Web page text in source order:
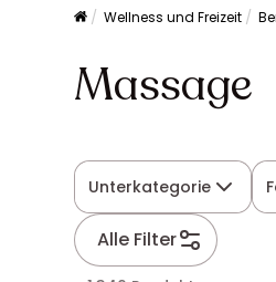
Wellness und Freizeit
Massage
Unterkategorie
Alle Filter